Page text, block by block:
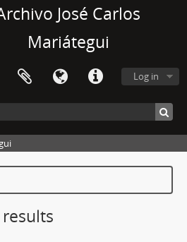
José Carlos
Mariátegui
Log in